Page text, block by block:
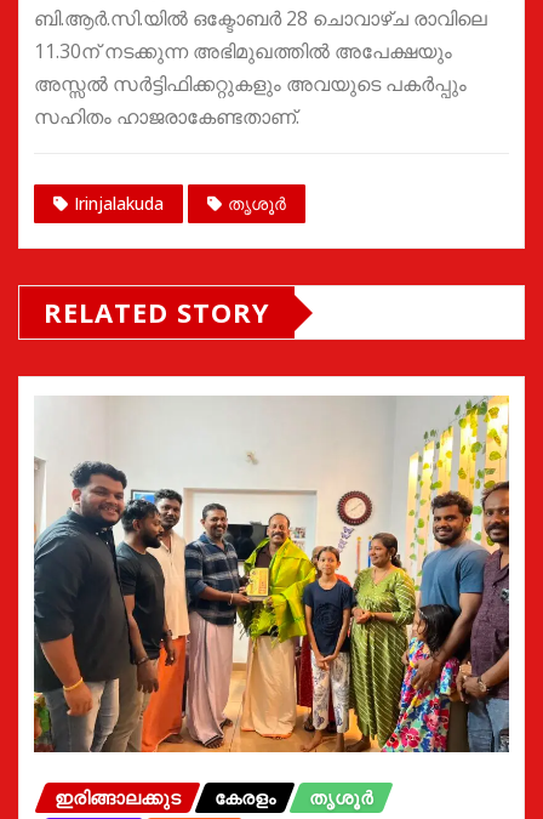
ബി.ആർ.സി.യിൽ ഒക്ടോബർ 28 ചൊവാഴ്ച രാവിലെ
11.30ന് നടക്കുന്ന അഭിമുഖത്തിൽ അപേക്ഷയും
അസ്സൽ സർട്ടിഫിക്കറ്റുകളും അവയുടെ പകർപ്പും
സഹിതം ഹാജരാകേണ്ടതാണ്.
Irinjalakuda തൃശൂർ
RELATED STORY
ഇരിങ്ങാലക്കുട കേരളം
തൃശൂർ